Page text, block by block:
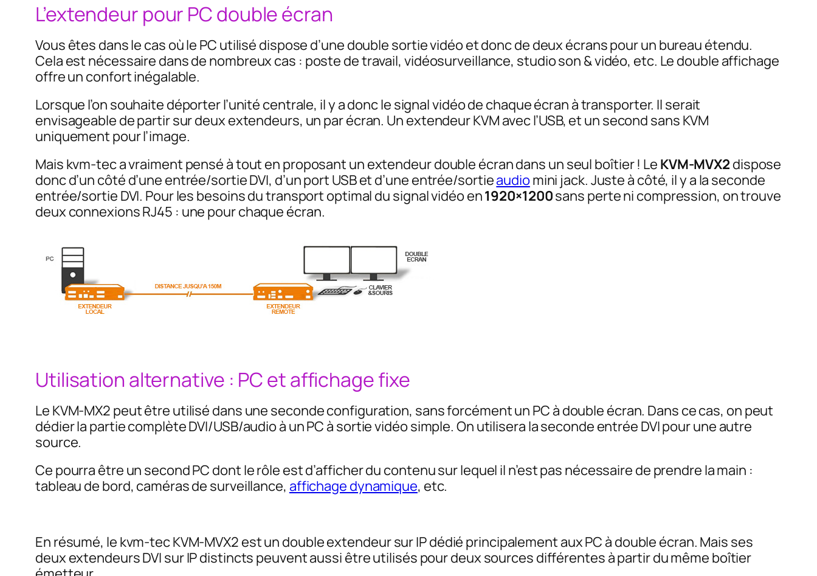
L’extendeur pour PC double écran
Vous êtes dans le cas où le PC utilisé dispose d’une double sortie vidéo et donc de deux écrans pour un bureau étendu.
Cela est nécessaire dans de nombreux cas : poste de travail, vidéosurveillance, studio son & vidéo, etc. Le double affichage
offre un confort inégalable.
Lorsque l’on souhaite déporter l’unité centrale, il y a donc le signal vidéo de chaque écran à transporter. Il serait
envisageable de partir sur deux extendeurs, un par écran. Un extendeur KVM avec l’USB, et un second sans KVM
uniquement pour l’image.
Mais kvm-tec a vraiment pensé à tout en proposant un extendeur double écran dans un seul boîtier ! Le KVM-MVX2 dispose
donc d’un côté d’une entrée/sortie DVI, d’un port USB et d’une entrée/sortieaudiomini jack. Juste à côté, il y a la seconde
entrée/sortie DVI. Pour les besoins du transport optimal du signal vidéo en1920×1200sans perte ni compression, on trouve
deux connexions RJ45 : une pour chaque écran.
Utilisation alternative : PC et affichage fixe
Le KVM-MX2 peut être utilisé dans une seconde configuration, sans forcément un PC à double écran. Dans ce cas, on peut
dédier la partie complète DVI/USB/audio à un PC à sortie vidéo simple. On utilisera la seconde entrée DVI pour une autre
source.
Ce pourra être un second PC dont le rôle est d’afficher du contenu sur lequel il n’est pas nécessaire de prendre la main :
tableau de bord, caméras de surveillance, affichage dynamique, etc.
En résumé, le kvm-tec KVM-MVX2 est un double extendeur sur IP dédié principalement aux PC à double écran. Mais ses
deux extendeurs DVI sur IP distincts peuvent aussi être utilisés pour deux sources différentes à partir du même boîtier